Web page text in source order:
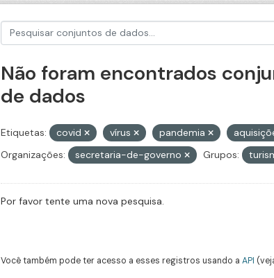
Não foram encontrados
de dados
Etiquetas: covid vírus pandemia
Organizações:
secretaria-de-governo Grupos:
Por favor tente uma nova pesquisa.
Você também pode ter acesso a esses registros usando a API